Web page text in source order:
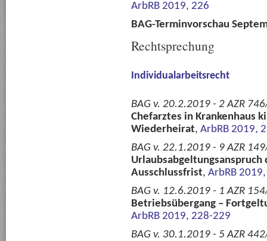
ArbRB 2019, 226
BAG-Terminvorschau
Rechtsprechung
Individualarbeitsrecht
BAG v. 20.2.2019 - 2 AZR
Chefarztes in Krankenhaus
Wiederheirat, ArbRB 2019,
BAG v. 22.1.2019 - 9 AZR
Urlaubsabgeltungsanspruch
Ausschlussfrist, ArbRB
BAG v. 12.6.2019 - 1 AZR
Betriebsübergang –
ArbRB 2019, 228-229
BAG v. 30.1.2019 - 5 AZR